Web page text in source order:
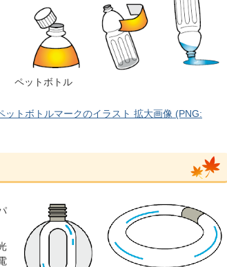
ペットボトル
トボトルマークのイラスト 拡大画像 (PNG: